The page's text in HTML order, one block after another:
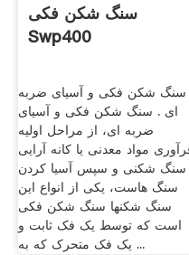
سنگ شکن فکی
Swp400
سنگ شکن فکی و آسیای ضربه
ای . سنگ شکن فکی و آسیای
ضربه ای، از مراحل اولیه
مواد معدنی یا کانه آرایی
سنگ شکنی و سپس آسیا کردن
سنگ هاست، یکی از انواع این
سنگ شکنها سنگ شکن فکی
است که توسط یک فک ثابت و
یک فک متحرک که به ...